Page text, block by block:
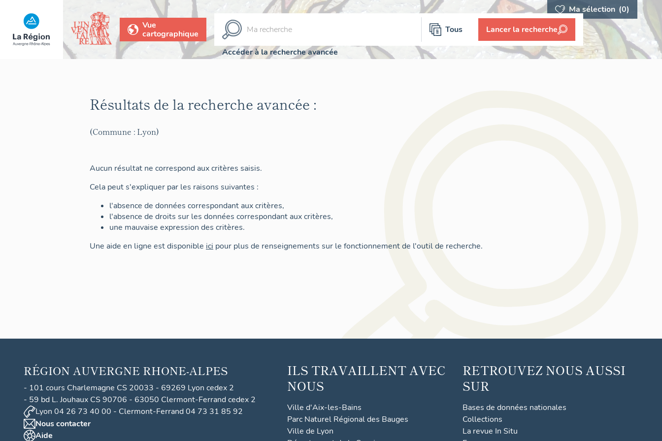
Ma sélection (0)
Vue
cartographique
Tous Lancer la recherche
Accéder à la recherche avancée
Résultats de la recherche avancée :
(Commune : Lyon)
Aucun résultat ne correspond aux critères saisis.
Cela peut s'expliquer par les raisons suivantes :
l'absence de données correspondant aux critères,
l'absence de droits sur les données correspondant aux critères,
une mauvaise expression des critères.
Une aide en ligne est disponible ici pour plus de renseignements sur le fonctionnement de l'outil de recherche.
RÉGION AUVERGNE RHONE-ALPES
- 101 cours Charlemagne CS 20033 - 69269 Lyon cedex 2
- 59 bd L. Jouhaux CS 90706 - 63050 Clermont-Ferrand cedex 2
Lyon 04 26 73 40 00 - Clermont-Ferrand 04 73 31 85 92
Nous contacter
Aide
ILS TRAVAILLENT AVEC
NOUS
Ville d'Aix-les-Bains
Parc Naturel Régional des Bauges
Ville de Lyon
RETROUVEZ NOUS AUSSI
SUR
Bases de données nationales
Collections
La revue In Situ